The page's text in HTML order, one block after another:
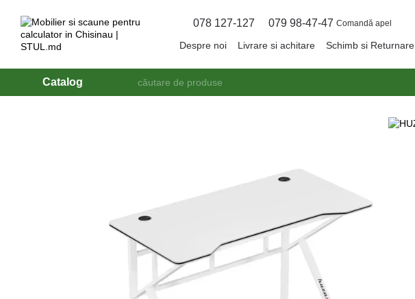
078 127-127 079 98-47-47 Comandă apel
Despre noi Livrare si achitare Schimb si Returnare
Catalog